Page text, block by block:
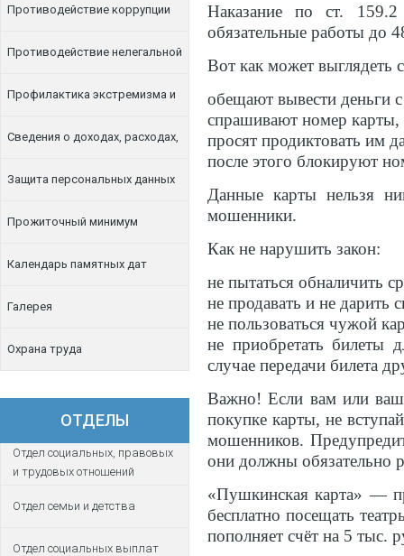
Противодействие коррупции
Противодействие нелегальной
занятости
Профилактика экстремизма и
терроризма
Сведения о доходах, расходах,
об имуществе и обязательствах
имущественного характера
Защита персональных данных
Прожиточный минимум
Календарь памятных дат
Галерея
Охрана труда
ОТДЕЛЫ
Отдел социальных, правовых
и трудовых отношений
Отдел семьи и детства
Отдел социальных выплат
Наказание по ст.
обязательные работы до
Вот как может выглядеть
обещают вывести деньги
спрашивают номер карты,
просят продиктовать им
после этого блокируют
Данные карты нельзя
мошенники.
Как не нарушить закон:
не пытаться обналичить
не продавать и не
не пользоваться чужой
не приобретать билеты
случае передачи билета
Важно! Если вам или
покупке карты, не
мошенников.
они должны обязательно
«Пушкинская карта» —
бесплатно посещать
пополняет счёт на 5 тыс.